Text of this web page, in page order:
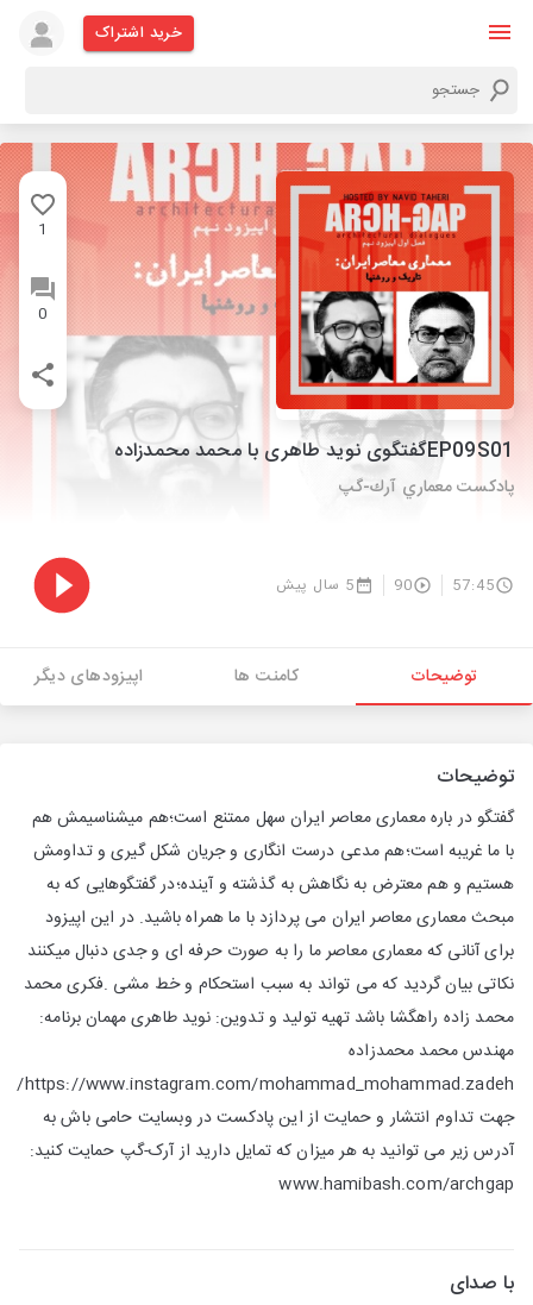
خرید اشتراک
1
0
EP09S01گفتگوی نوید طاهری با محمد محمدزاده
پادكست معماري آرك-گپ
57:45
90 5 سال پیش
توضیحات کامنت ها اپیزودهای دیگر
توضیحات
گفتگو در باره معماری معاصر ایران سهل ممتنع است؛هم میشناسیمش هم
با ما غریبه است؛هم مدعی درست انگاری و جریان شکل گیری و تداومش
هستیم و هم معترض به نگاهش به گذشته و آینده؛در گفتگوهایی که به
مبحث معماری معاصر ایران می پردازد با ما همراه باشید. در این اپیزود
برای آنانی که معماری معاصر ما را به صورت حرفه ای و جدی دنبال میکنند
نکاتی بیان گردید که می تواند به سبب استحکام و خط مشی .فکری محمد
محمد زاده راهگشا باشد تهیه تولید و تدوین: نوید طاهری مهمان برنامه:
مهندس محمد محمدزاده
https://www.instagram.com/mohammad_mohammad.zadeh/
جهت تداوم انتشار و حمایت از این پادکست در وبسایت حامی باش به
آدرس زیر می توانید به هر میزان که تمایل دارید از آرک-گپ حمایت کنید:
www.hamibash.com/archgap
با صدای